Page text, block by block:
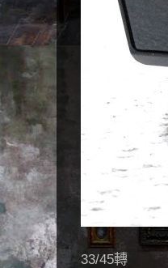
33/45轉